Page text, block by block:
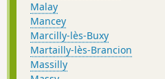
Malay
Mancey
Marcilly-lès-Buxy
Martailly-lès-Brancion
Massilly